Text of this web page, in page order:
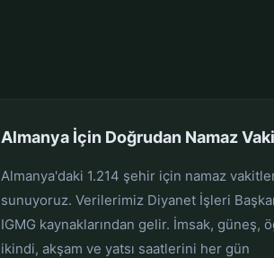
Almanya İçin Doğrudan Namaz
Almanya'daki 1.214 şehir için namaz
sunuyoruz. Verilerimiz Diyanet İşleri
IGMG kaynaklarından gelir. İmsak, güneş,
ikindi, akşam ve yatsı saatlerini her gün